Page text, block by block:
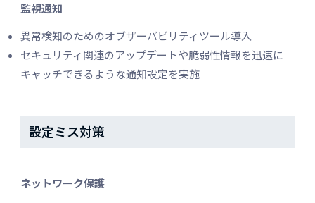
監視通知
異常検知のためのオブザーバビリティツール導入
セキュリティ関連のアップデートや脆弱性情報を迅速に
キャッチできるような通知設定を実施
設定ミス対策
ネットワーク保護